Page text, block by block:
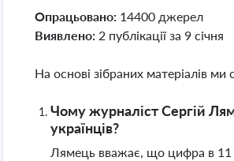
Опрацьовано: 14400 джерел
Виявлено: 2 публікації за 9 січня
На основі зібраних матеріалів ми
Чому журналіст Сергій
українців?
Лямець вважає, що цифра в 11